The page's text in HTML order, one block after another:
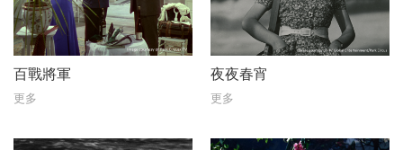
百戰將軍
更多
夜夜春宵
更多